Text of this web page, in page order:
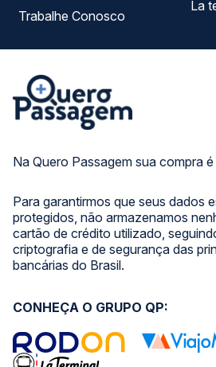
Na Quero Passagem sua compra
Para garantirmos que seus dados
protegidos, não armazenamos
cartão de crédito utilizado,
criptografia e de segurança das
bancárias do Brasil.
Trabalhe Conosco
CONHEÇA O GRUPO QP: